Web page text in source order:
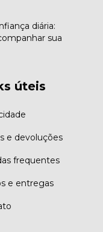
diária:
sua
úteis
e devoluções
frequentes
e entregas